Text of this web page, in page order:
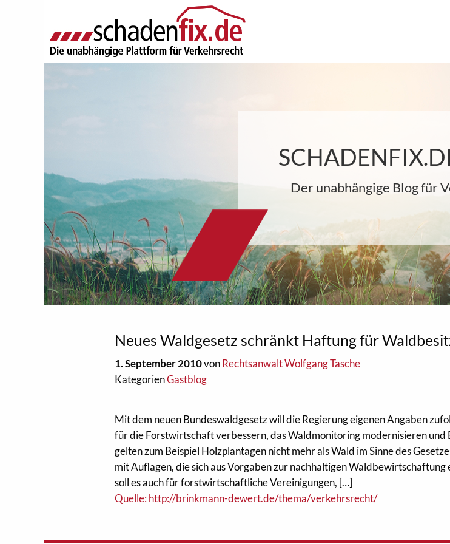
Der unabhängige Blog für
Neues Waldgesetz schränkt Haftung für
1. September 2010vonRechtsanwalt Wolfgang Tasche
KategorienGastblog
Mit dem neuen Bundeswaldgesetz will die Regierung eigenen Angaben
für die Forstwirtschaft verbessern, das Waldmonitoring modernisieren und
gelten zum Beispiel Holzplantagen nicht mehr als Wald im Sinne des
mit Auflagen, die sich aus Vorgaben zur nachhaltigen
soll es auch für forstwirtschaftliche Vereinigungen, […]
Quelle: http://brinkmann-dewert.de/thema/verkehrsrecht/